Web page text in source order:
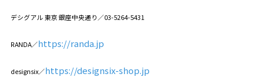
デシグアル 東京 銀座中央通り／03-5264-5431
RANDA／https://randa.jp
designsix／https://designsix-shop.jp